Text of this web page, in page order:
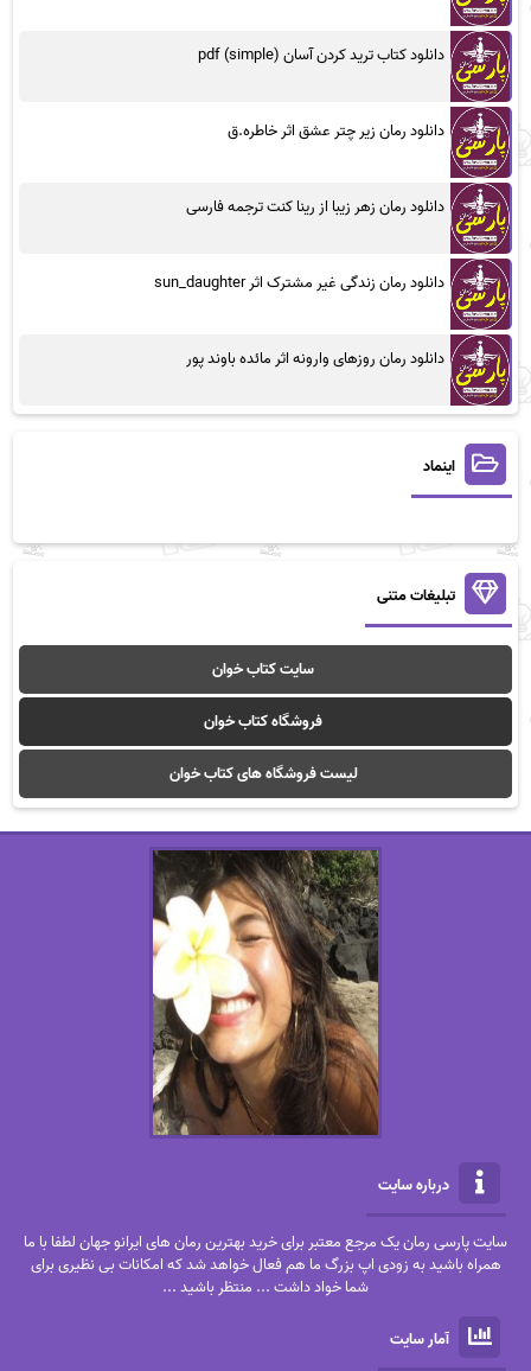
دانلود کتاب ترید کردن آسان (simple) pdf
دانلود رمان زیر چتر عشق اثر خاطره.ق
دانلود رمان زهر زیبا از رینا کنت ترجمه فارسی
دانلود رمان زندگی غیر مشترک اثر sun_daughter
دانلود رمان روزهای وارونه اثر مائده باوند پور
اینماد
تبلیغات متنی
سایت کتاب خوان
فروشگاه کتاب خوان
لیست فروشگاه های کتاب خوان
درباره سایت
سایت پارسی رمان یک مرجع معتبر برای خرید بهترین رمان های ایرانو جهان لطفا با ما
همراه باشید به زودی اپ بزرگ ما هم فعال خواهد شد که امکانات بی نظیری برای
شما خواد داشت ... منتظر باشید ...
آمار سایت